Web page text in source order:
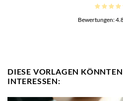
Bewertungen:
DIESE VORLAGEN
INTERESSEN: